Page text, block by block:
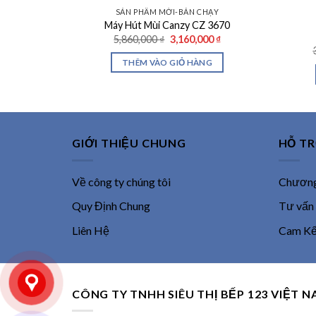
SẢN PHẨM MỚI-BÁN CHẠY
Máy Hút Mùi Canzy CZ 3670
5,860,000₫ Giá
gốc
là:
5,860,000 ₫.
3,160,000₫Giá
THÊM VÀO GIỎ HÀNG
GIỚI THIỆU CHUNG
Về công ty chúng tôi
Quy Định Chung
Liên Hệ
HỖ
Tư vấn
Cam
CÔNG TY TNHH SIÊU THỊ BẾP 123 VIỆT